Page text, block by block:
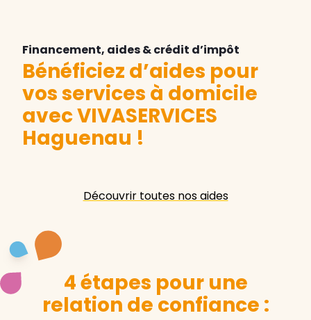
Financement, aides & crédit d’impôt
Bénéficiez d’aides pour
vos services à domicile
avec VIVASERVICES
Haguenau !
Découvrir toutes nos aides
4 étapes pour une
relation de confiance :